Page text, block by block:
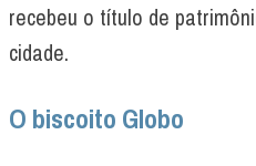
recebeu o título de
cidade.
O biscoito Globo